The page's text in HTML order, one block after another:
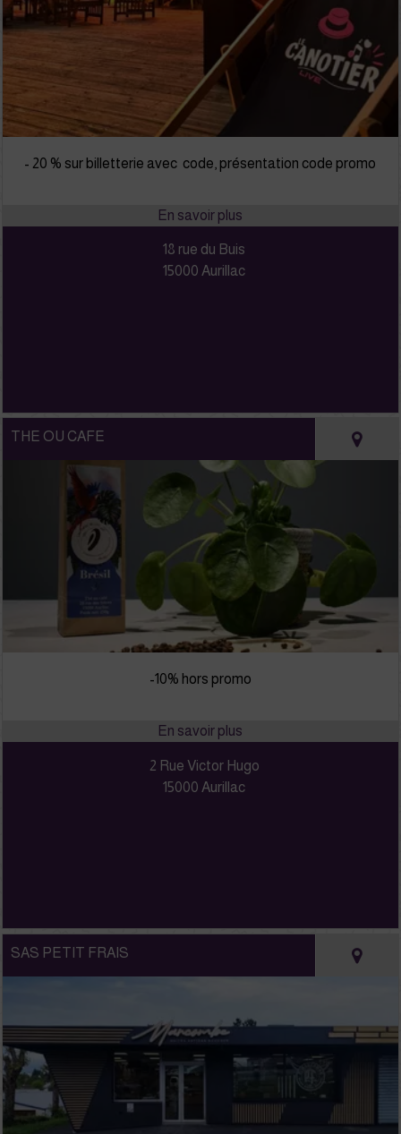
- 20 % sur billetterie avec code, présentation code promo
18 rue du Buis
15000 Aurillac
THE OU CAFE
-10% hors promo
2 Rue Victor Hugo
15000 Aurillac
SAS PETIT FRAIS